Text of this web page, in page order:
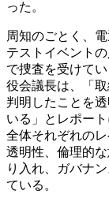
った。
周知のごとく、
テストイベント
で捜査を受けて
役会議長は、「
判明したことを
いる」とレポー
全体それぞれの
透明性、倫理的
り入れ、ガバナ
ている。